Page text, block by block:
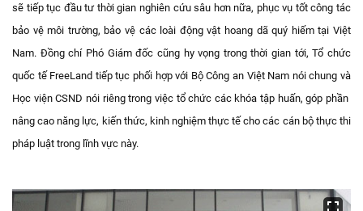
sẽ tiếp tục đầu tư thời gian nghiên cứu sâu hơn nữa, phục vụ tốt công tác
bảo vệ môi trường, bảo vệ các loài động vật hoang dã quý hiếm tại Việt
Nam. Đồng chí Phó Giám đốc cũng hy vọng trong thời gian tới, Tổ chức
quốc tế FreeLand tiếp tục phối hợp với Bộ Công an Việt Nam nói chung và
Học viện CSND nói riêng trong việc tổ chức các khóa tập huấn, góp phần
nâng cao năng lực, kiến thức, kinh nghiệm thực tế cho các cán bộ thực thi
pháp luật trong lĩnh vực này.